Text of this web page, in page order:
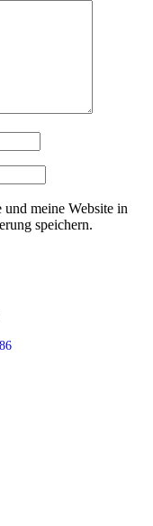
meine Website in
speichern.